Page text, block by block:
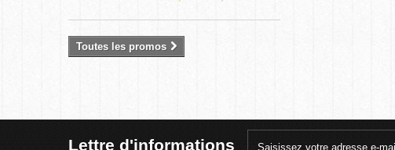
Toutes les promos
Lettre d'informations